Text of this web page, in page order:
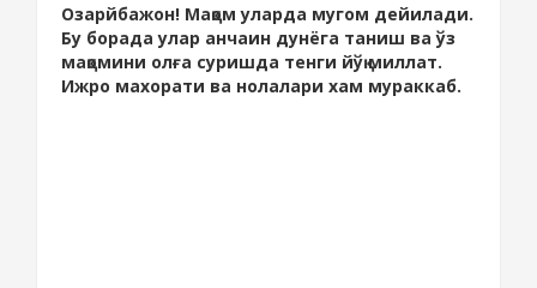
Озарйбажон! Мақом уларда мугом дейилади.
Бу борада улар анчаин дунёга таниш ва ўз
мақомини олға суришда тенги йўқ миллат.
Ижро махорати ва нолалари хам мураккаб.